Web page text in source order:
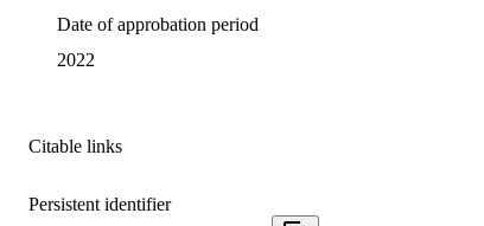
Date of approbation period
2022
Citable links
Persistent identifier